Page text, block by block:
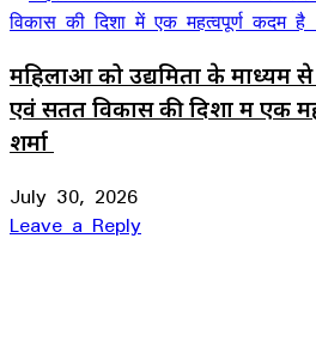
महिलाओं को उद्यमिता के माध्यम
एवं सतत विकास की दिशा में एक
शर्मा
July 30, 2026
Leave a Reply